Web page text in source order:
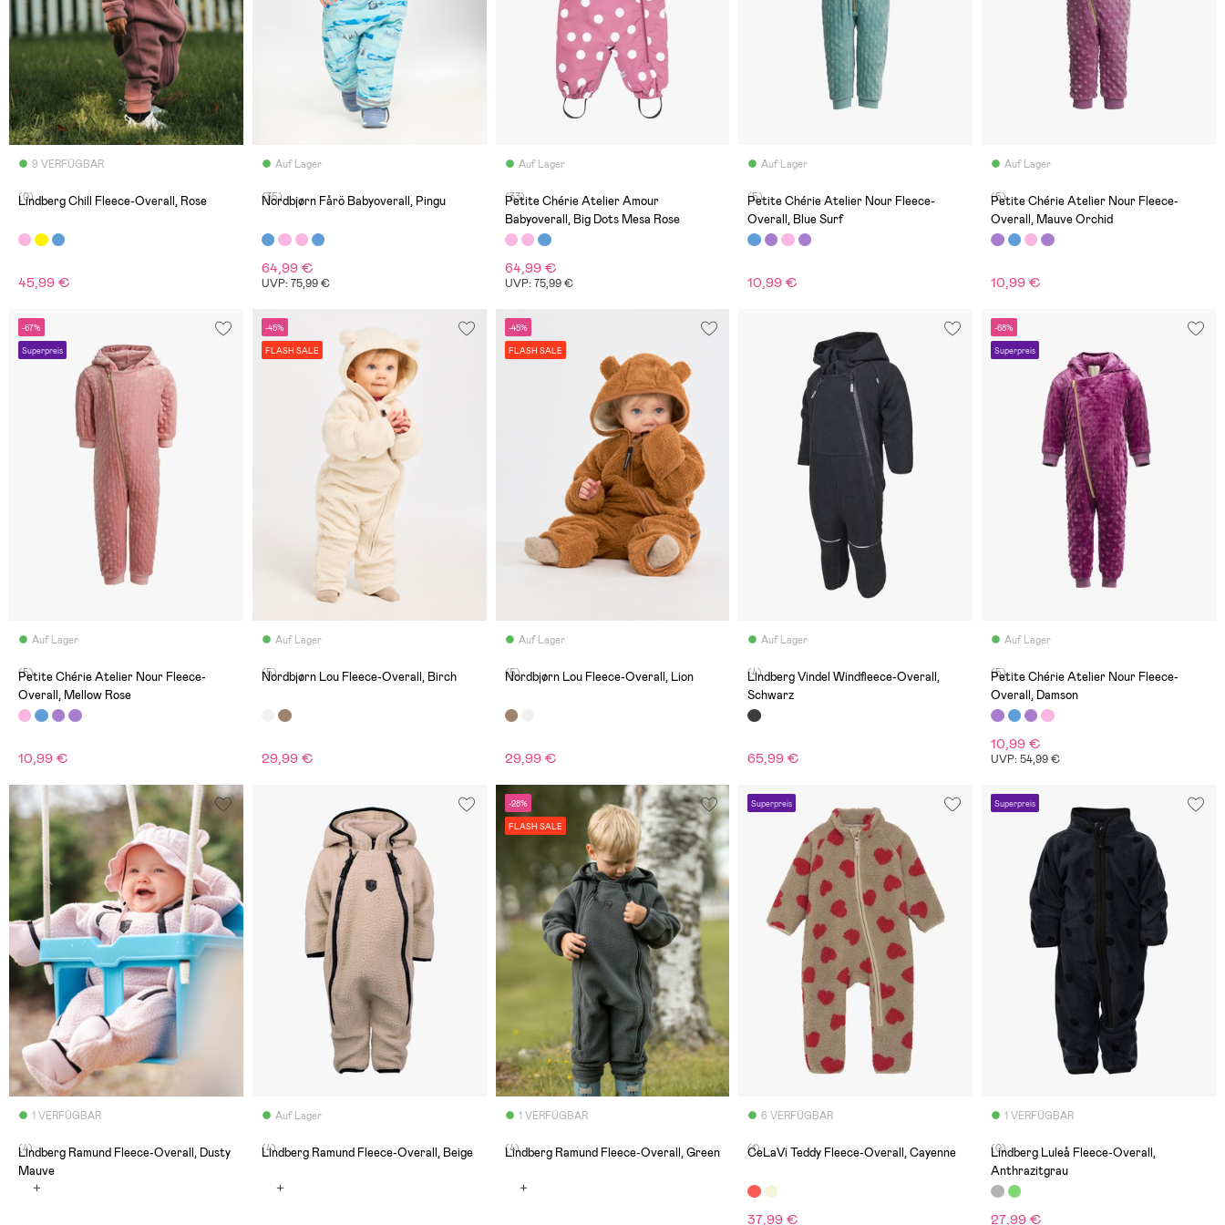
9 VERFÜGBAR
(0)
Lindberg Chill Fleece-Overall, Rose
45,99 €
Auf Lager
(35)
Nordbjørn Fårö Babyoverall, Pingu
64,99 €
UVP: 75,99 €
Auf Lager
(33)
Petite Chérie Atelier Amour
Babyoverall, Big Dots Mesa Rose
64,99 €
UVP: 75,99 €
Auf Lager
(5)
Petite Chérie Atelier Nour Fleece-
Overall, Blue Surf
10,99 €
Auf Lager
(5)
Petite Chérie Atelier Nour Fleece-
Overall, Mauve Orchid
10,99 €
-67%
Superpreis
Auf Lager
(5)
Petite Chérie Atelier Nour Fleece-
Overall, Mellow Rose
10,99 €
-45%
FLASH SALE
Auf Lager
(5)
Nordbjørn Lou Fleece-Overall, Birch
29,99 €
-45%
FLASH SALE
Auf Lager
(5)
Nordbjørn Lou Fleece-Overall, Lion
29,99 €
Auf Lager
(4)
Lindberg Vindel Windfleece-Overall,
Schwarz
65,99 €
-68%
Superpreis
Auf Lager
(5)
Petite Chérie Atelier Nour Fleece-
Overall, Damson
10,99 €
UVP: 54,99 €
1 VERFÜGBAR
(4)
Lindberg Ramund Fleece-Overall, Dusty
Mauve
Auf Lager
(4)
Lindberg Ramund Fleece-Overall, Beige
-28%
FLASH SALE
1 VERFÜGBAR
(4)
Lindberg Ramund Fleece-Overall, Green
Superpreis
6 VERFÜGBAR
(1)
CeLaVi Teddy Fleece-Overall, Cayenne
37,99 €
Superpreis
1 VERFÜGBAR
(0)
Lindberg Luleå Fleece-Overall,
Anthrazitgrau
27,99 €